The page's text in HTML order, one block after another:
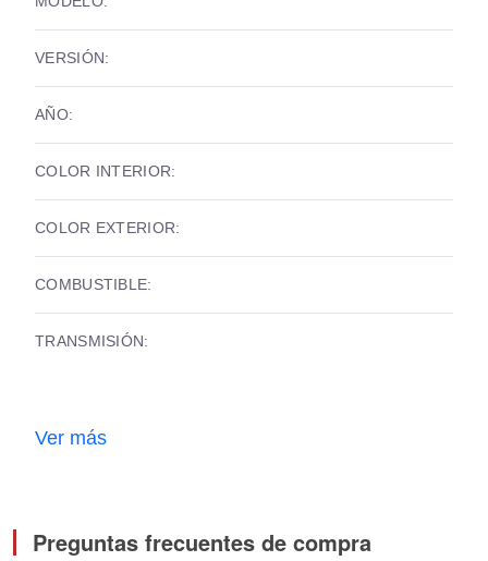
VERSIÓN:
AÑO:
COLOR INTERIOR:
COLOR EXTERIOR:
COMBUSTIBLE:
TRANSMISIÓN:
Ver más
Preguntas frecuentes de compra